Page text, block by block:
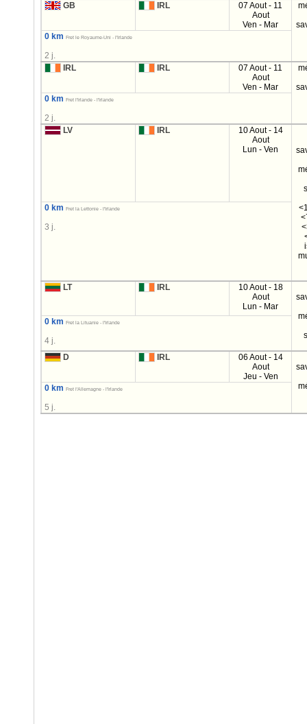
GB
IRL
07 Aout - 11
Aout
Ven - Mar
0 km
Fret le Royaume-Uni - l'Irlande
2 j.
IRL
IRL
07 Aout - 11
Aout
Ven - Mar
0 km
Fret l'Irlande - l'Irlande
2 j.
LV
IRL
10 Aout - 14
Aout
Lun - Ven
0 km Fret la Lettonie - l'Irlande
3 j.
LT IRL
10 Aout - 18
Aout
Lun - Mar
0 km Fret la Lituanie - l'Irlande
4 j.
D
IRL
06 Aout - 14
Aout
Jeu - Ven
0 km Fret l'Allemagne - l'Irlande
5 j.